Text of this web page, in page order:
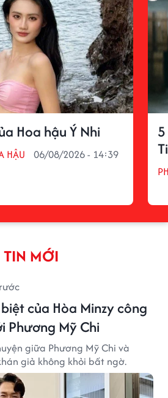
Hoa hậu Ý Nhi
HẬU 06/08/2026 - 14:39
TIN MỚI
của Hòa Minzy công
Phương Mỹ Chi
giữa Phương Mỹ Chi và
giả không khỏi bất ngờ.